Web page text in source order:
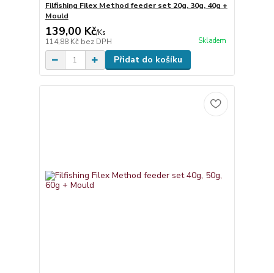
Filfishing Filex Method feeder set 20g, 30g, 40g +
Mould
139,00 Kč/Ks
114,88 Kč bez DPH Skladem
Přidat do košíku